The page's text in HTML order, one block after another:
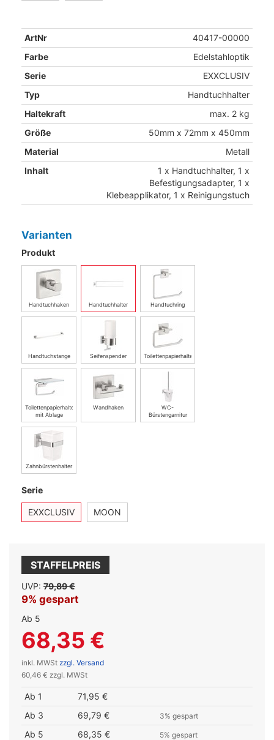
ArtNr
40417-00000
Farbe
Edelstahloptik
Serie
EXXCLUSIV
Typ
Handtuchhalter
Haltekraft
max. 2 kg
Größe
50mm x 72mm x 450mm
Material
Metall
Inhalt
1 x Handtuchhalter, 1 x
Befestigungsadapter, 1 x
Klebeapplikator, 1 x Reinigungstuch
Varianten
Produkt
Handtuchhaken Handtuchhalter Handtuchring
Handtuchstange Seifenspender Toilettenpapierhalter
Toilettenpapierhalter
mit Ablage
Wandhaken
WC-
Bürstengarnitur
Zahnbürstenhalter
Serie
EXXCLUSIV MOON
STAFFELPREIS
UVP: 79,89 €
9% gespart
Ab 5
68,35 €
inkl. MWSt zzgl. Versand
60,46 € zzgl. MWSt
Ab 1
71,95 €
Ab 3
69,79 € 3% gespart
Ab 5 68,35 € 5% gespart